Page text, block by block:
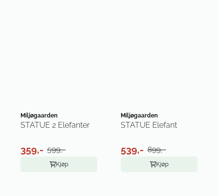
Miljøgaarden
STATUE 2 Elefanter
359,- 599,-
Kjøp
Miljøgaarden
STATUE Elefant
539,- 899,-
Kjøp